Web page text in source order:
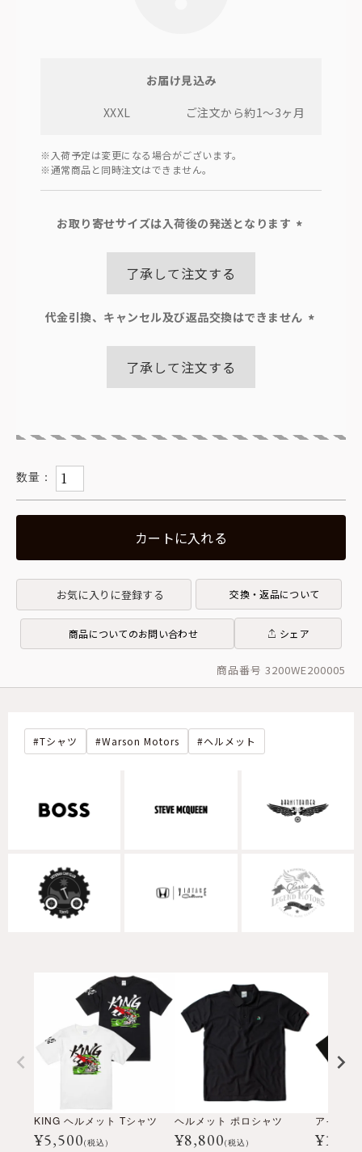
お届け見込み
XXXL
ご注文から約1～3ヶ月
※入荷予定は変更になる場合がございます。
※通常商品と同時注文はできません。
お取り寄せサイズは入荷後の発送となります
了承して注文する
代金引換、キャンセル及び返品交換はできません
了承して注文する
カートに入れる
お気に入りに登録する 交換・返品について
商品についてのお問い合わせ シェア
商品番号 3200WE200005
Tシャツ Warson Motors ヘルメット
KING ヘルメット Tシャツ
¥5,500(税込)
ヘルメット ポロシャツ
¥8,800(税込) ¥